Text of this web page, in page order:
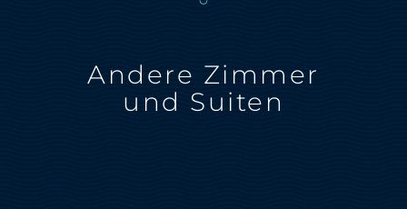
Andere Zimmer
und Suiten